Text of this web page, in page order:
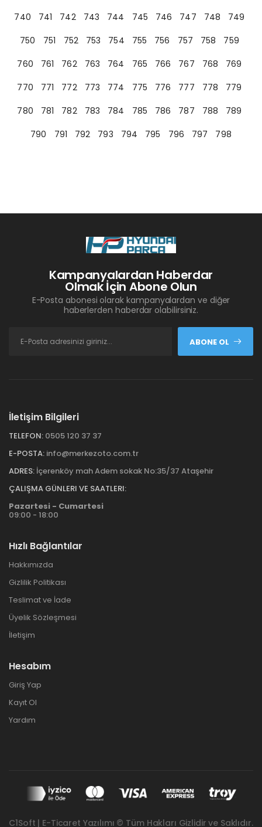
740
741 742 743 744 745 746 747 748
749
750
751 752 753 754 755 756 757 758
759
760
761 762 763 764 765 766 767 768
769
770
771 772 773 774 775 776 777 778
779
780
781 782 783 784 785 786 787 788
789
790
791 792 793 794 795 796 797 798
Kampanyalardan Haberdar
Olmak İçin Abone Olun
E-Posta abonesi olarak kampanyalardan ve diğer
haberlerden haberdar olabilirsiniz.
ABONE OL
İletişim Bilgileri
TELEFON: 0505 120 37 37
E-POSTA: info@merkezoto.com.tr
ADRES: İçerenköy mah Adem sokak No:35/37 Ataşehir
ÇALIŞMA GÜNLERI VE SAATLERI:
Pazartesi - Cumartesi
09:00 - 18:00
Hızlı Bağlantılar
Hakkımızda
Gizlilik Politikası
Teslimat ve İade
Üyelik Sözleşmesi
İletişim
Hesabım
Giriş Yap
Kayıt Ol
Yardım
C1Soft | E-Ticaret Yazılımı © Tüm Hakları Gizlidir ve Saklıdır.